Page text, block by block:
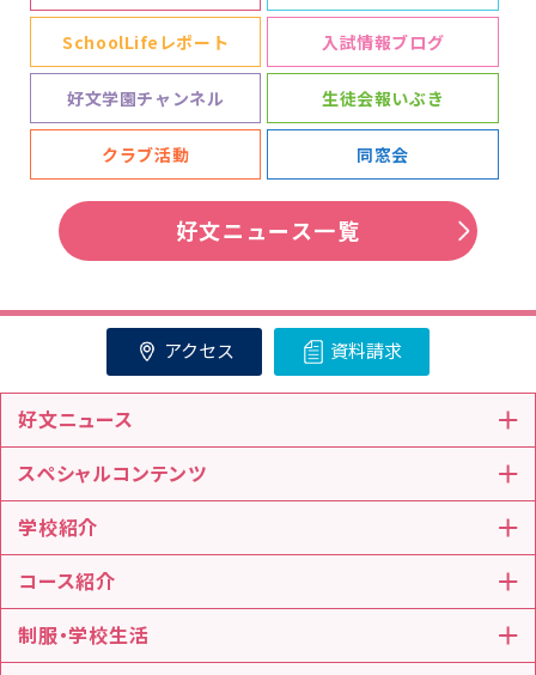
SchoolLifeレポート 入試情報ブログ
好文学園チャンネル 生徒会報いぶき
クラブ活動 同窓会
好文ニュース一覧
アクセス 資料請求
好文ニュース
スペシャルコンテンツ
学校紹介
コース紹介
制服・学校生活